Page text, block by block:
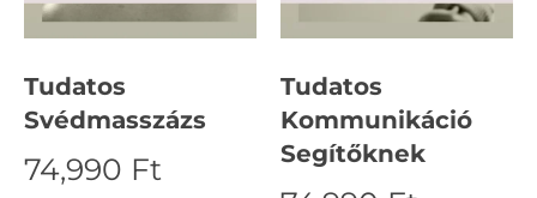
Tudatos
Svédmasszázs
74,990 Ft
Tudatos
Kommunikáció
Segítőknek